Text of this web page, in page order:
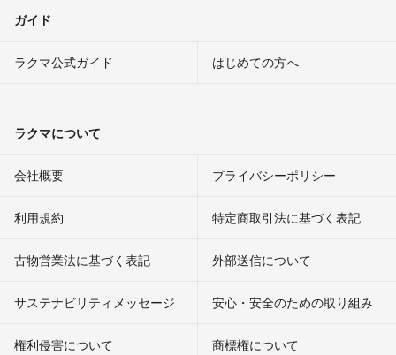
ガイド
ラクマ公式ガイド はじめての方へ
ラクマについて
会社概要 プライバシーポリシー
利用規約 特定商取引法に基づく表記
古物営業法に基づく表記 外部送信について
サステナビリティメッセージ 安心・安全のための取り組み
権利侵害について
商標権について